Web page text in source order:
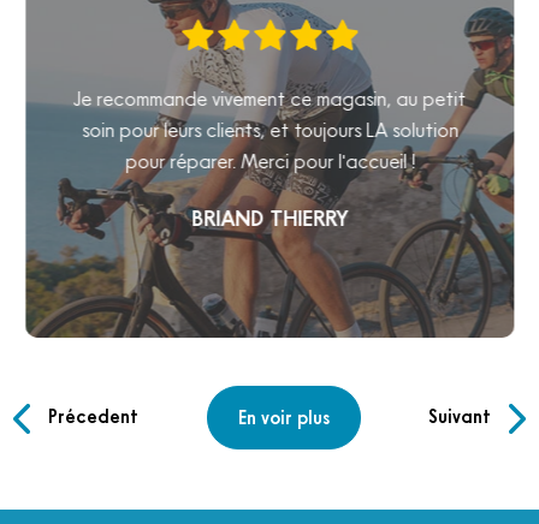
Je recommande vivement ce magasin, au petit
soin pour leurs clients, et toujours LA solution
pour réparer. Merci pour l'accueil !
BRIAND THIERRY
Précedent En voir plus Suivant